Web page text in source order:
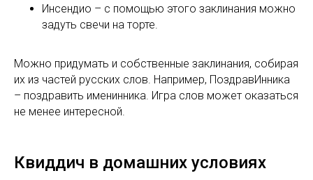
Инсендио – с помощью этого заклинания можно
задуть свечи на торте.
Можно придумать и собственные заклинания, собирая
их из частей русских слов. Например, ПоздравИнника
– поздравить именинника. Игра слов может оказаться
не менее интересной.
Квиддич в домашних условиях